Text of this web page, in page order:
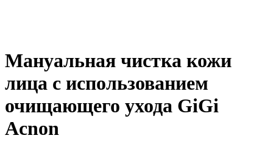
Мануальная чистка кожи
лица с использованием
очищающего ухода GiGi
Acnon